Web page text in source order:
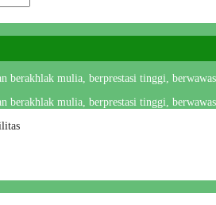
berakhlak mulia, berprestasi tinggi,
berakhlak mulia, berprestasi tinggi,